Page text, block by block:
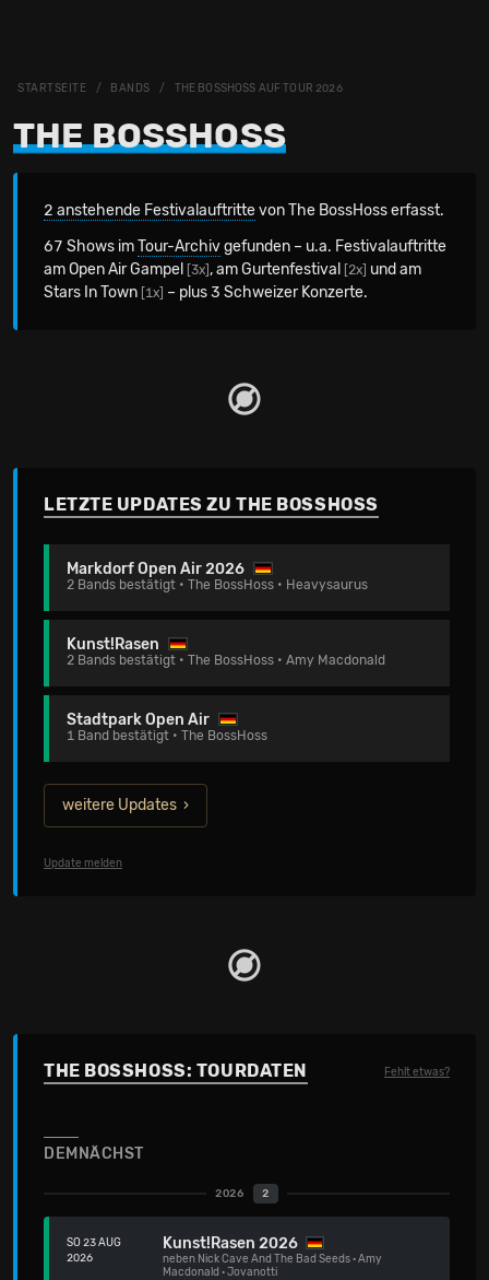
STARTSEITE BANDS THE BOSSHOSS AUF TOUR 2026
THE BOSSHOSS
2 anstehende Festivalauftrittevon The BossHoss erfasst.
67 Shows imTour-Archivgefunden – u.a. Festivalauftritte
am Open Air Gampel
[3x] , am Gurtenfestival [2x] und am
Stars In Town [1x] – plus 3 Schweizer Konzerte.
LETZTE UPDATES ZU THE BOSSHOSS
Markdorf Open Air 2026
2 Bands bestätigt • The BossHoss • Heavysaurus
Kunst!Rasen
2 Bands bestätigt • The BossHoss • Amy Macdonald
Stadtpark Open Air
1 Band bestätigt • The BossHoss
weitere Updates
Update melden
THE BOSSHOSS: TOURDATEN Fehlt etwas?
DEMNÄCHST
2026 2
SO 23 AUG
2026
Kunst!Rasen 2026
neben Nick Cave And The Bad Seeds·Amy
Macdonald ·Jovanotti